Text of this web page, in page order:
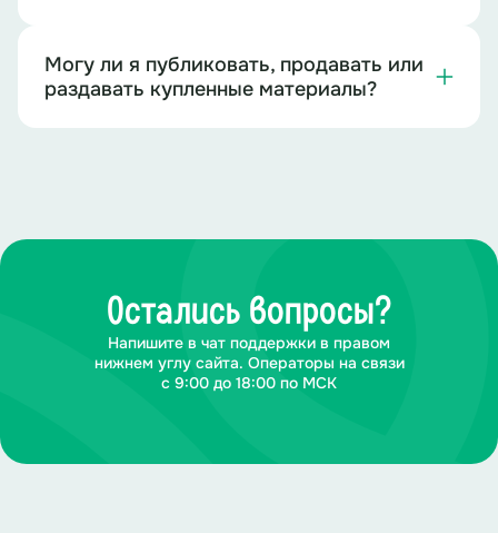
Могу ли я публиковать, продавать или
раздавать купленные материалы?
Остались вопросы?
Напишите в чат поддержки в правом
нижнем углу сайта. Операторы на связи
с 9:00 до 18:00 по МСК